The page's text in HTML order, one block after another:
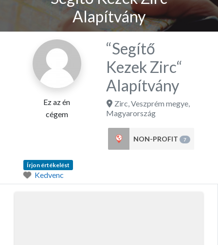
Alapítvány
Ez az én
cégem
“Segítő
Kezek Zirc“
Alapítvány
Zirc,Veszprém megye,
Magyarország
NON-PROFIT 7
Írjon értékelést
Kedvenc